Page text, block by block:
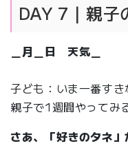
DAY 7｜親子
＿月＿日 天気＿
子ども：いま一番すき
親子で1週間やってみ
さあ、「好きのタネ」